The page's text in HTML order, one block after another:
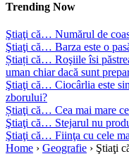
Trending Now
Ştiaţi că… Numărul de
Ştiaţi că… Barza este o
Știați că… Roşiile îsi
uman chiar dacă sunt
Ştiaţi că… Ciocârlia este
zborului?
Știaţi că… Cea mai mare
Ştiaţi că… Stejarul nu
Ştiaţi că… Fiinţa cu cele
Home › Geografie › Ştiaţi